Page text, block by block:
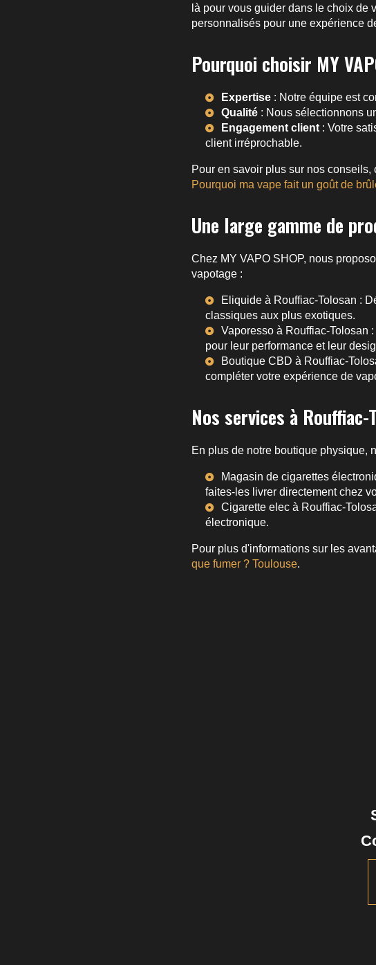
là pour vous guider dans le choix de
personnalisés pour une expérience
Pourquoi choisir MY
Expertise : Notre équipe est
Qualité : Nous sélectionnons
Engagement client : Votre
client irréprochable.
Pour en savoir plus sur nos conseils,
Pourquoi ma vape fait un goût de
Une large gamme de
Chez MY VAPO SHOP, nous
vapotage :
Eliquide à Rouffiac-Tolosan :
classiques aux plus exotiques.
Vaporesso à Rouffiac-Tolosan
pour leur performance et leur
Boutique CBD à Rouffiac-
compléter votre expérience de
Nos services à Rouffiac-
En plus de notre boutique physique,
Magasin de cigarettes
faites-les livrer directement chez
Cigarette elec à Rouffiac-
électronique.
Pour plus d'informations sur les
que fumer ? Toulouse.